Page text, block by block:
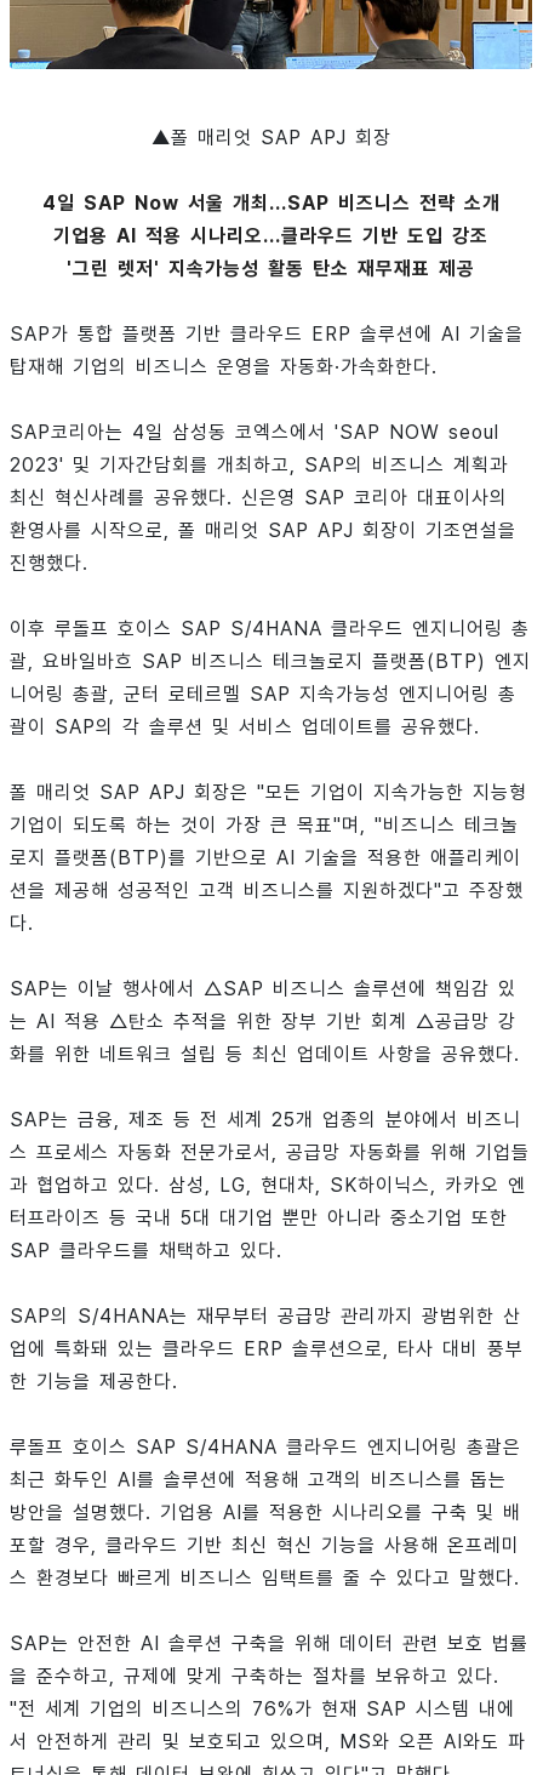
▲폴 매리엇 SAP APJ 회장
4일 SAP Now 서울 개최...SAP 비즈니스 전략 소개
기업용 AI 적용 시나리오...클라우드 기반 도입 강조
'그린 렛저' 지속가능성 활동 탄소 재무재표 제공
SAP가 통합 플랫폼 기반 클라우드 ERP 솔루션에 AI 기술을
탑재해 기업의 비즈니스 운영을 자동화·가속화한다.
SAP코리아는 4일 삼성동 코엑스에서 'SAP NOW seoul
2023' 및 기자간담회를 개최하고, SAP의 비즈니스 계획과
최신 혁신사례를 공유했다. 신은영 SAP 코리아 대표이사의
환영사를 시작으로, 폴 매리엇 SAP APJ 회장이 기조연설을
진행했다.
이후 루돌프 호이스 SAP S/4HANA 클라우드 엔지니어링 총
괄, 요바일바흐 SAP 비즈니스 테크놀로지 플랫폼(BTP) 엔지
니어링 총괄, 군터 로테르멜 SAP 지속가능성 엔지니어링 총
괄이 SAP의 각 솔루션 및 서비스 업데이트를 공유했다.
폴 매리엇 SAP APJ 회장은 "모든 기업이 지속가능한 지능형
기업이 되도록 하는 것이 가장 큰 목표"며, "비즈니스 테크놀
로지 플랫폼(BTP)를 기반으로 AI 기술을 적용한 애플리케이
션을 제공해 성공적인 고객 비즈니스를 지원하겠다"고 주장했
다.
SAP는 이날 행사에서 △SAP 비즈니스 솔루션에 책임감 있
는 AI 적용 △탄소 추적을 위한 장부 기반 회계 △공급망 강
화를 위한 네트워크 설립 등 최신 업데이트 사항을 공유했다.
SAP는 금융, 제조 등 전 세계 25개 업종의 분야에서 비즈니
스 프로세스 자동화 전문가로서, 공급망 자동화를 위해 기업들
과 협업하고 있다. 삼성, LG, 현대차, SK하이닉스, 카카오 엔
터프라이즈 등 국내 5대 대기업 뿐만 아니라 중소기업 또한
SAP 클라우드를 채택하고 있다.
SAP의 S/4HANA는 재무부터 공급망 관리까지 광범위한 산
업에 특화돼 있는 클라우드 ERP 솔루션으로, 타사 대비 풍부
한 기능을 제공한다.
루돌프 호이스 SAP S/4HANA 클라우드 엔지니어링 총괄은
최근 화두인 AI를 솔루션에 적용해 고객의 비즈니스를 돕는
방안을 설명했다. 기업용 AI를 적용한 시나리오를 구축 및 배
포할 경우, 클라우드 기반 최신 혁신 기능을 사용해 온프레미
스 환경보다 빠르게 비즈니스 임택트를 줄 수 있다고 말했다.
SAP는 안전한 AI 솔루션 구축을 위해 데이터 관련 보호 법률
을 준수하고, 규제에 맞게 구축하는 절차를 보유하고 있다.
"전 세계 기업의 비즈니스의 76%가 현재 SAP 시스템 내에
서 안전하게 관리 및 보호되고 있으며, MS와 오픈 AI와도 파